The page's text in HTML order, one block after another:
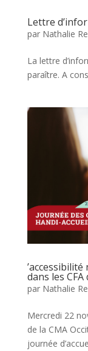
Lettre
par Nathalie
La lettre
paraître. A
dans les CFA
par Nathalie
Mercredi 22
de la CMA
journée